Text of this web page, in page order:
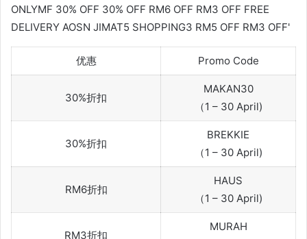
优惠 Promo Code
30%折扣
MAKAN30
（1 – 30 April)
30%折扣
BREKKIE
（1 – 30 April)
RM6折扣
HAUS
（1 – 30 April)
RM3折扣
MURAH